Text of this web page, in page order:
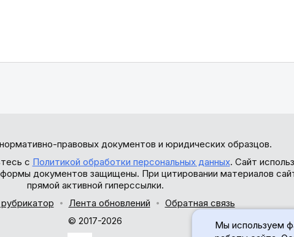
правовых документов и юридических образцов.
с Политикой обработки персональных данных. Сайт
документов защищены. При цитировании материалов
прямой активной гиперссылки.
Лента обновлений
Обратная связь
© 2017-2026
Мы используем